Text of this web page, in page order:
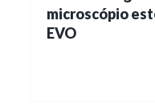
microscópio
EVO